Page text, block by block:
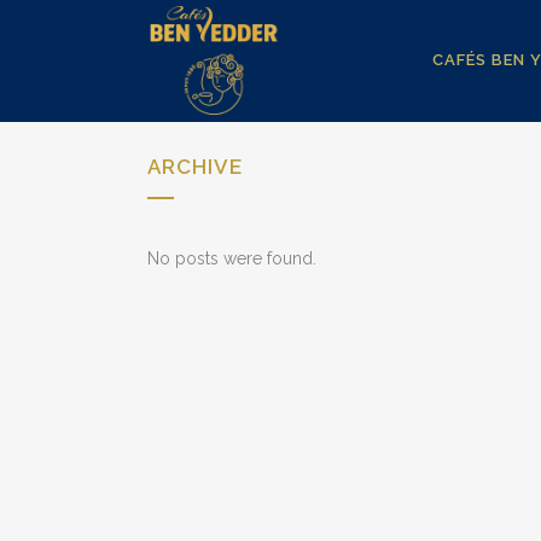
CAFÉS BEN
ARCHIVE
No posts were found.